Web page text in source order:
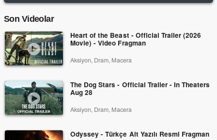
Son Videolar
Heart of the Beast - Official Trailer (2026
Movie) - Video Fragman
Aksiyon, Dram, Macera
The Dog Stars - Official Trailer - In Theaters
Aug 28
Aksiyon, Dram, Macera
Odyssey - Türkçe Alt Yazılı Resmi Fragman